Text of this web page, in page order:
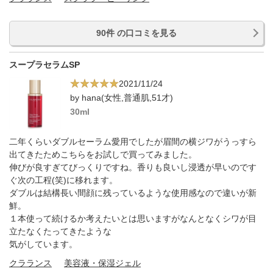
90件 の口コミを見る
スープラセラムSP
2021/11/24
by hana(女性,普通肌,51才)
30ml
二年くらいダブルセーラム愛用でしたが眉間の横ジワがうっすら
出てきたためこちらをお試しで買ってみました。
伸びが良すぎてびっくりですね。香りも良いし浸透が早いのです
ぐ次の工程(笑)に移れます。
ダブルは結構長い間顔に残っているような使用感なので違いが新
鮮。
１本使って続けるか考えたいとは思いますがなんとなくシワが目
立たなくたってきたような
気がしています。
クラランス
美容液・保湿ジェル